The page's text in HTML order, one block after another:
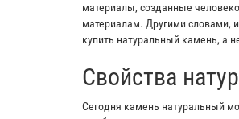
материалы, созданные
материалам. Другими словами,
купить натуральный камень, а
Свойства
Сегодня камень натуральный